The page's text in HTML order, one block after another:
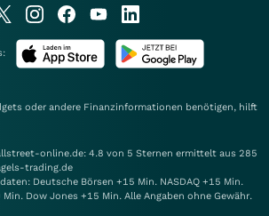
oder andere Finanzinformationen benötigen, hilft
online.de: 4.8 von 5 Sternen ermittelt aus 285
trading.de
Deutsche Börsen +15 Min. NASDAQ +15 Min.
Min. Dow Jones +15 Min. Alle Angaben ohne Gewähr.